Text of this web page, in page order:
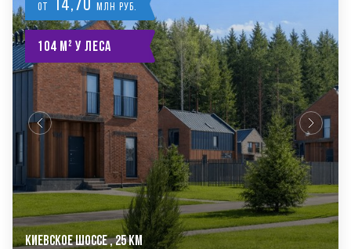
от млн руб.
104 м² у леса
КИЕВСКОЕ ШОССЕ , 25 КМ